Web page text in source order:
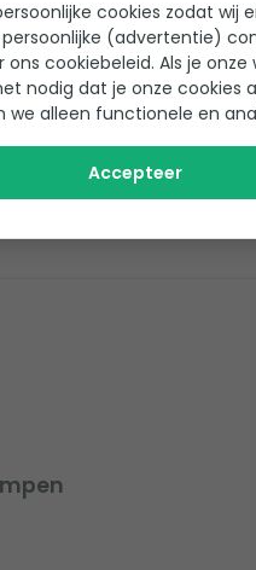
Schoon water
Ingebouwde (interne)
Op voorraad
cookies zodat wij
(advertentie)
ons cookiebeleid. Als je
nodig dat je onze cookies
we alleen functionele en
Accepteer